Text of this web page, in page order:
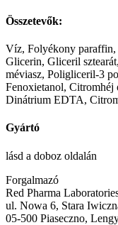
Összetevők:
Víz, Folyékony paraffin,
Glicerin, Gliceril
méviasz, Poligliceril-3
Fenoxietanol,
Dinátrium EDTA,
Gyártó
lásd a doboz oldalán
Forgalmazó
Red Pharma
ul. Nowa 6, Stara
05-500 Piaseczno,